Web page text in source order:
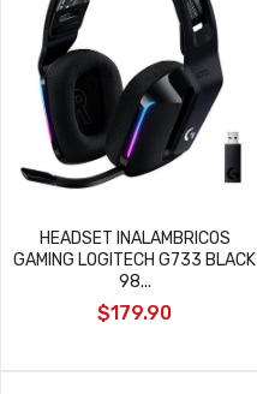
HEADSET INALAMBRICOS
GAMING LOGITECH G733 BLACK
98...
$179.90